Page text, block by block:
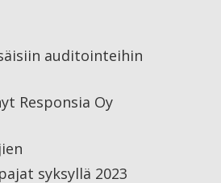
auditointeihin
Responsia Oy
syksyllä 2023